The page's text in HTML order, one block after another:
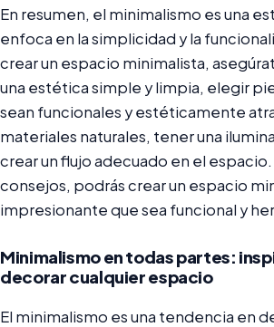
En resumen, el minimalismo es una
enfoca en la simplicidad y la
crear un espacio minimalista,
una estética simple y limpia, elegir
sean funcionales y estéticamente
materiales naturales, tener una
crear un flujo adecuado en el espacio.
consejos, podrás crear un espacio
impresionante que sea funcional y
Minimalismo en todas partes:
decorar cualquier espacio
El minimalismo es una tendencia en